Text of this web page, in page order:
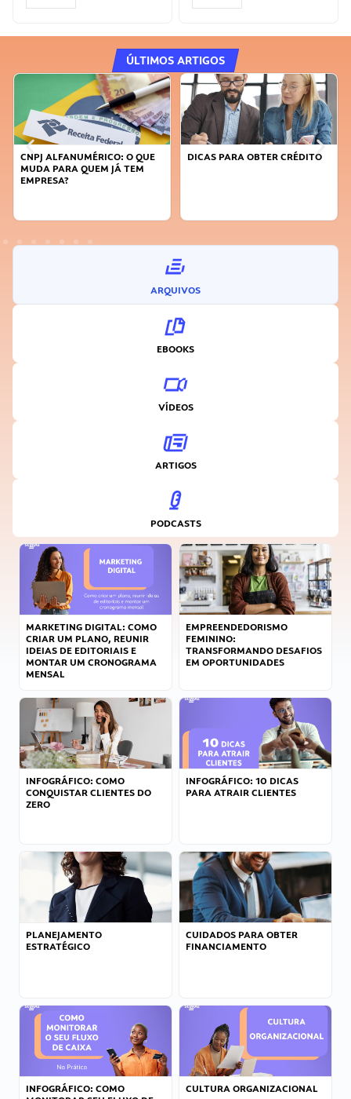
ÚLTIMOS ARTIGOS
DICAS PARA OBTER CRÉDITO
FAÇA A DIFERENÇA: SEJA
ARQUIVOS
EBOOKS
VÍDEOS
ARTIGOS
PODCASTS
MARKETING DIGITAL: COMO
CRIAR UM PLANO, REUNIR
IDEIAS DE EDITORIAIS E
MONTAR UM CRONOGRAMA
MENSAL
EMPREENDEDORISMO
FEMININO:
TRANSFORMANDO DESAFIOS
EM OPORTUNIDADES
INFOGRÁFICO: COMO
CONQUISTAR CLIENTES DO
ZERO
INFOGRÁFICO: 10 DICAS
PARA ATRAIR CLIENTES
PLANEJAMENTO
ESTRATÉGICO
CUIDADOS PARA OBTER
FINANCIAMENTO
INFOGRÁFICO: COMO
CULTURA ORGANIZACIONAL